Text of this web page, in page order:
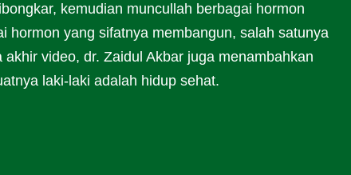
kemudian muncullah berbagai hormon
hormon yang sifatnya membangun, salah satunya
video, dr. Zaidul Akbar juga menambahkan
laki-laki adalah hidup sehat.